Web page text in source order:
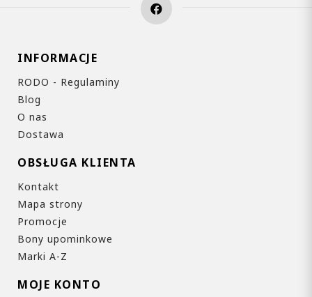
INFORMACJE
RODO - Regulaminy
Blog
O nas
Dostawa
OBSŁUGA KLIENTA
Kontakt
Mapa strony
Promocje
Bony upominkowe
Marki A-Z
MOJE KONTO